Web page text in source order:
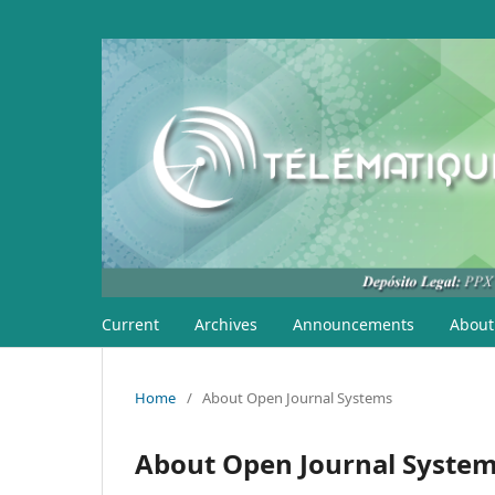
Current Archives Announcements About
Home / About Open Journal Systems
About Open Journal